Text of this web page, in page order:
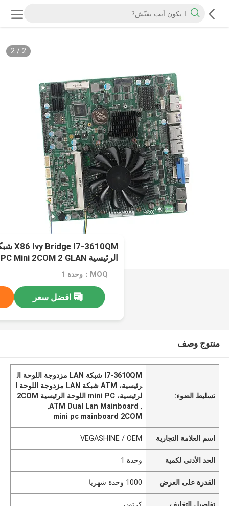
2
/
2
الرئيسية PC Mini 2COM 2 GLAN للبنك ATM
MOQ：وحدة 1
افضل سعر
منتوج وصف
تسليط الضوء:
I7-3610QM شبكة LAN مزدوجة اللوحة ال
رئيسية، ATM شبكة LAN مزدوجة اللوحة ا
لرئيسية، mini PC اللوحة الرئيسية 2COM
,
ATM Dual Lan Mainboard
,
mini pc mainboard 2COM
اسم العلامة التجارية VEGASHINE / OEM
الحد الأدنى لكمية وحدة 1
القدرة على العرض 1000 وحدة شهريا
تفاصيل التغليف كرتون